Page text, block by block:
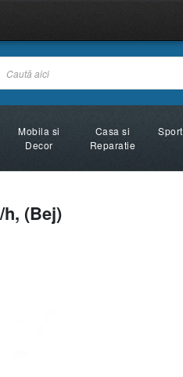
Mobila si
Decor
Casa si
Reparatie
Sport
(Bej)